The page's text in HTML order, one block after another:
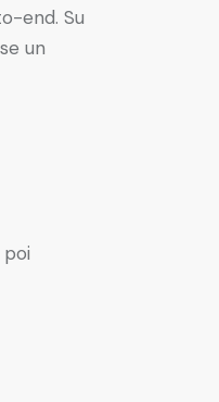
end. Su
un